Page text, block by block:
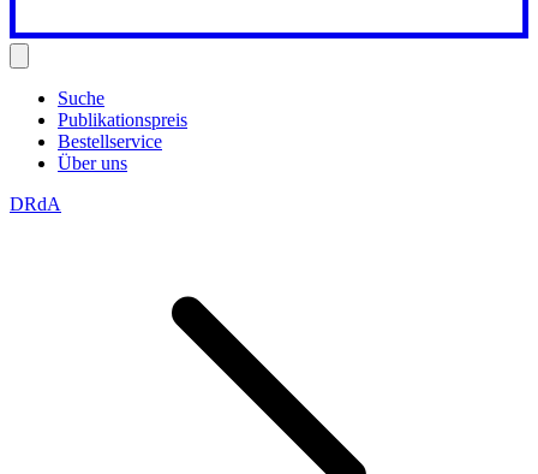
Suche
Publikationspreis
Bestellservice
Über uns
DRdA